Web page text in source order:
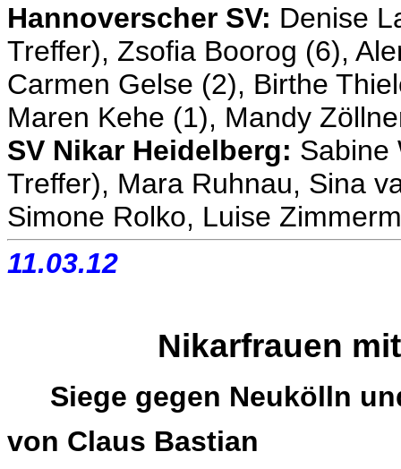
Hannoverscher SV: Denise
Treffer), Zsofia Boorog (6),
Carmen Gelse (2), Birthe
Maren Kehe (1), Mandy
SV Nikar Heidelberg: Sabine
Treffer), Mara Ruhnau, Sina
Simone Rolko, Luise
11.03.12
Nikarfrauen
Siege gegen Neukölln
von Claus Bastian